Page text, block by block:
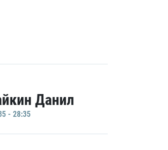
Данил
- 28:35